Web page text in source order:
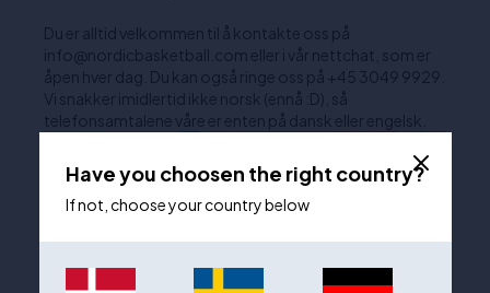
Du er alltid velkommen til å kontakte oss på
info@nordicbasketball.com eller i vår nettchat, som er
åpen hver dag. Du kan også ringe oss på +45 3049 9929.
Vi snakker imidlertid ikke norsk (ennå :D), så
telefonsamtalene våre er enten på dansk eller engelsk.
Have you choosen the right country?
If not, choose your country below